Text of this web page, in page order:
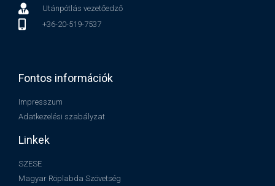
Utánpótlás vezetőedző
+36-20-519-7537
Fontos információk
Impresszum
Adatkezelési szabályzat
Linkek
SZESE
Magyar Röplabda Szövetség